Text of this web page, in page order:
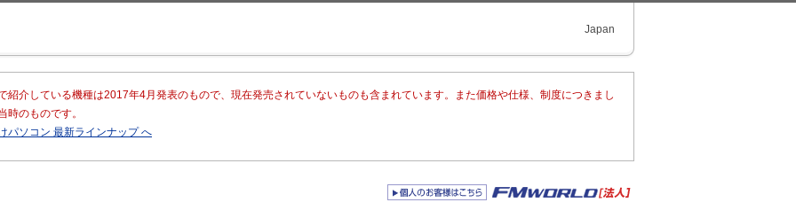
Japan
紹介している機種は2017年4月発表のもので、現在発売されていないものも含まれています。また価格や仕様、制度につきまし
時のものです。
パソコン 最新ラインナップ へ